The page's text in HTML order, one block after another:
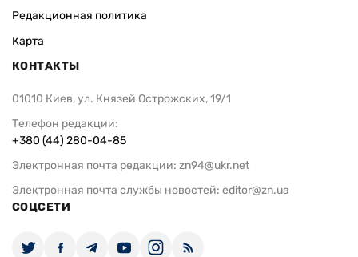
Редакционная политика
Карта
КОНТАКТЫ
01010 Киев, ул. Князей Острожских, 19/1
Телефон редакции:
+380 (44) 280-04-85
Электронная почта редакции: zn94@ukr.net
Электронная почта службы новостей: editor@zn.ua
СОЦСЕТИ